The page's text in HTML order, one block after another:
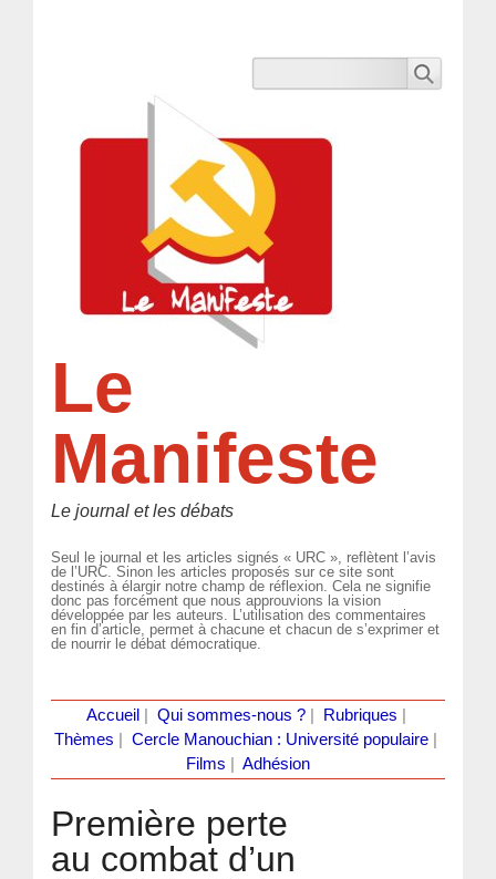
Le
Manifeste
Le journal et les débats
Seul le journal et les articles signés « URC », reflètent l’avis
de l’URC. Sinon les articles proposés sur ce site sont
destinés à élargir notre champ de réflexion. Cela ne signifie
donc pas forcément que nous approuvions la vision
développée par les auteurs. L’utilisation des commentaires
en fin d’article, permet à chacune et chacun de s’exprimer et
de nourrir le débat démocratique.
Accueil Qui sommes-nous ?| Rubriques
Thèmes
Cercle Manouchian : Université populaire
Films
Adhésion
Première perte
au combat d’un